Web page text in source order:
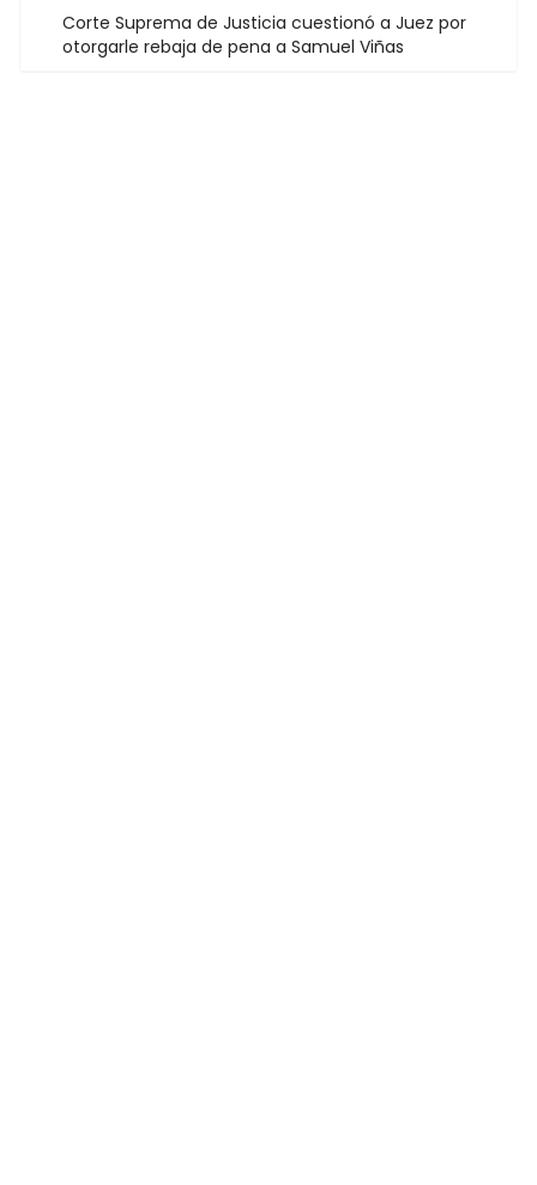
Corte Suprema de Justicia cuestionó a Juez por
otorgarle rebaja de pena a Samuel Viñas